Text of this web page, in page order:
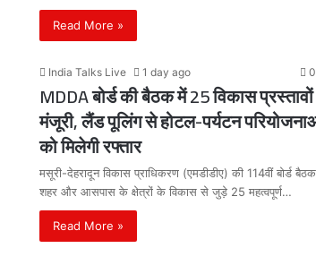
Read More »
India Talks Live 1 day ago 0
MDDA बोर्ड की बैठक में 25 विकास
मंजूरी, लैंड पूलिंग से होटल-पर्यटन
को मिलेगी रफ्तार
मसूरी-देहरादून विकास प्राधिकरण (एमडीडीए) की 114वीं बोर्ड
शहर और आसपास के क्षेत्रों के विकास से जुड़े 25 महत्वपूर्ण…
Read More »